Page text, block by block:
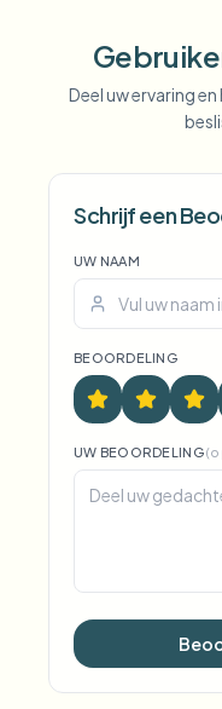
Deel uw ervaring
Schrijf een
UW NAAM
BEOORDELING
UW BEOORDELING